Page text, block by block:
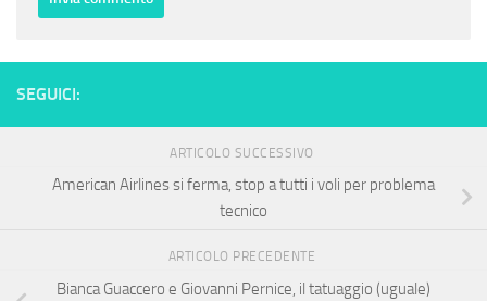
SEGUICI:
ARTICOLO SUCCESSIVO
American Airlines si ferma, stop a tutti i voli per problema
tecnico
ARTICOLO PRECEDENTE
Bianca Guaccero e Giovanni Pernice, il tatuaggio (uguale)